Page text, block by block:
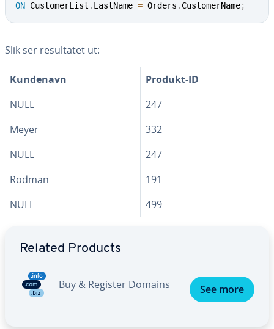
ON CustomerList . LastName = Orders . CustomerName;
Slik ser resultatet ut:
Kundenavn
Produkt-ID
NULL
247
Meyer
332
NULL
247
Rodman
191
NULL
499
Related Products
Buy & Register Domains See more